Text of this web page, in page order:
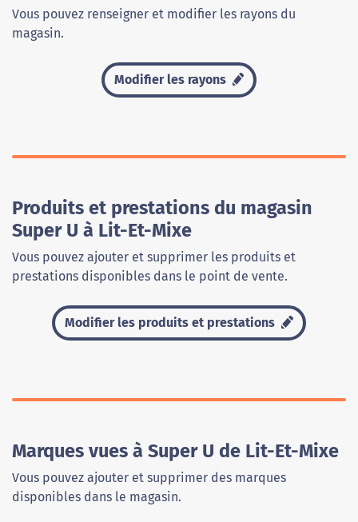
Vous pouvez renseigner et modifier les rayons du
magasin.
Modifier les rayons
Produits et prestations du magasin
Super U à Lit-Et-Mixe
Vous pouvez ajouter et supprimer les produits et
prestations disponibles dans le point de vente.
Modifier les produits et prestations
Marques vues à Super U de Lit-Et-Mixe
Vous pouvez ajouter et supprimer des marques
disponibles dans le magasin.